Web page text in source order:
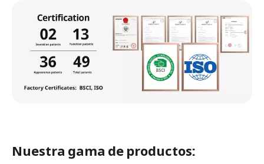
Nuestra gama de productos: